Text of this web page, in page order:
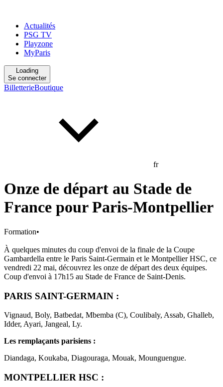
Actualités
PSG TV
Playzone
MyParis
Loading
Se connecter
BilletterieBoutique
fr
Onze de départ au Stade de
France pour Paris-Montpellier
Formation•
À quelques minutes du coup d'envoi de la finale de la Coupe
Gambardella entre le Paris Saint-Germain et le Montpellier HSC, ce
vendredi 22 mai, découvrez les onze de départ des deux équipes.
Coup d'envoi à 17h15 au Stade de France de Saint-Denis.
PARIS SAINT-GERMAIN :
Vignaud, Boly, Batbedat, Mbemba (C), Coulibaly, Assab, Ghalleb,
Idder, Ayari, Jangeal, Ly.
Les remplaçants parisiens :
Diandaga, Koukaba, Diagouraga, Mouak, Mounguengue.
MONTPELLIER HSC :